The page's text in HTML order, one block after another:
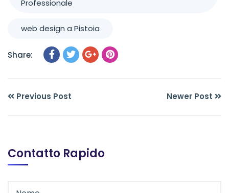
Professionale
web design a Pistoia
Share:
Previous Post Newer Post
Contatto Rapido